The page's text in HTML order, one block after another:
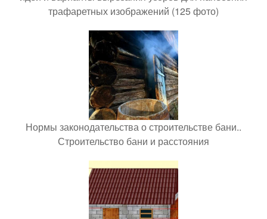
трафаретных изображений (125 фото)
Нормы законодательства о строительстве бани..
Строительство бани и расстояния